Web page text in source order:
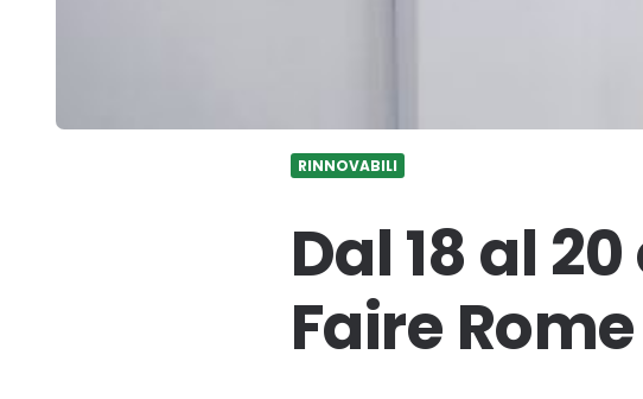
RINNOVABILI
Dal 18 al
Faire Rome